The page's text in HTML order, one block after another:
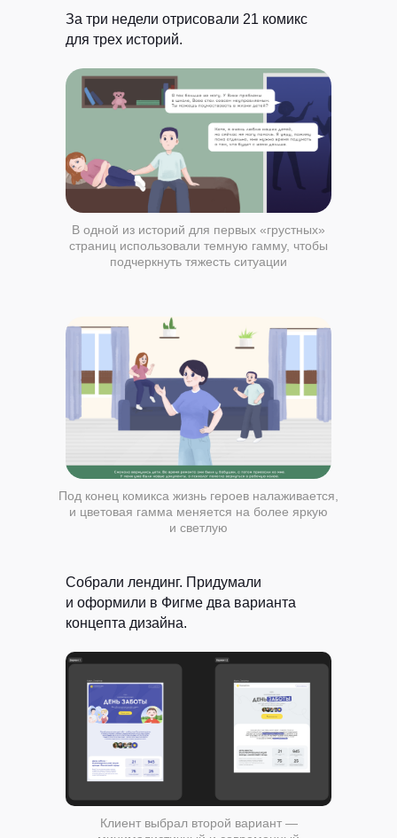
За три недели отрисовали 21 комикс
для трех историй.
В одной из историй для первых «грустных»
страниц использовали темную гамму, чтобы
подчеркнуть тяжесть ситуации
Под конец комикса жизнь героев налаживается,
и цветовая гамма меняется на более яркую
и светлую
Собрали лендинг. Придумали
и оформили в Фигме два варианта
концепта дизайна.
Клиент выбрал второй вариант —